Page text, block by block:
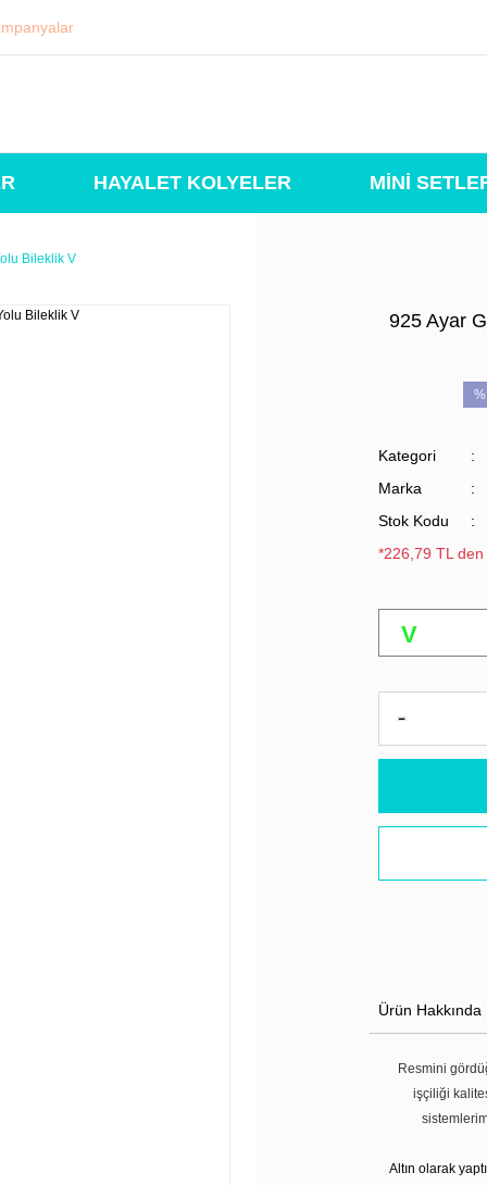
HAYALET KOLYELER MİNİ
Bileklik V
925 Ayar
Kategori
Marka
Stok Kodu
*226,79 TL
Ürün Hakkında
Resmini
işçiliği
Altın olarak